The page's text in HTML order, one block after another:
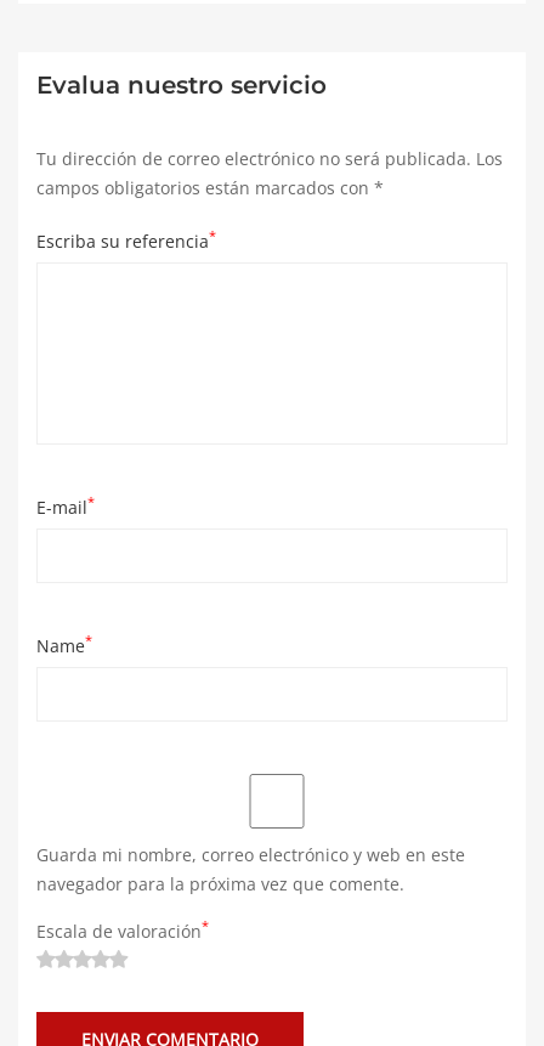
Evalua nuestro servicio
Tu dirección de correo electrónico no será publicada. Los
campos obligatorios están marcados con *
Escriba su referencia*
E-mail*
Name*
Guarda mi nombre, correo electrónico y web en este
navegador para la próxima vez que comente.
Escala de valoración*